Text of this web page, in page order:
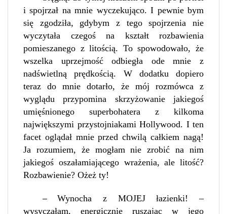
i spojrzał na mnie wyczekująco. I pewnie bym
się zgodziła, gdybym z tego spojrzenia nie
wyczytała czegoś na kształt rozbawienia
pomieszanego z litością. To spowodowało, że
wszelka uprzejmość odbiegła ode mnie z
nadświetlną prędkością. W dodatku dopiero
teraz do mnie dotarło, że mój rozmówca z
wyglądu przypomina skrzyżowanie jakiegoś
umięśnionego superbohatera z kilkoma
największymi przystojniakami Hollywood. I ten
facet oglądał mnie przed chwilą całkiem nagą!
Ja rozumiem, że mogłam nie zrobić na nim
jakiegoś oszałamiającego wrażenia, ale litość?
Rozbawienie? Ożeż ty!
–Wynocha z MOJEJ łazienki! –
wysyczałam, energicznie ruszając w jego